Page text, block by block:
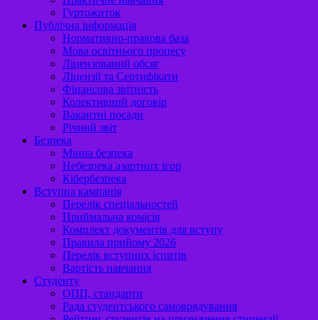
Гуртожиток
Публічна інформація
Нормативно-правова база
Мова освітнього процесу
Ліцензований обсяг
Ліцензії та Сертифікати
Фінансова звітність
Колективний договір
Вакантні посади
Річний звіт
Безпека
Мінна безпека
Небезпека азартних ігор
Кібербезпека
Вступна кампанія
Перелік спеціальностей
Приймальна комісія
Комплект документів для вступу
Правила прийому 2026
Перелік вступних іспитів
Вартість навчання
Студенту
ОПП, стандарти
Рада студентського самоврядування